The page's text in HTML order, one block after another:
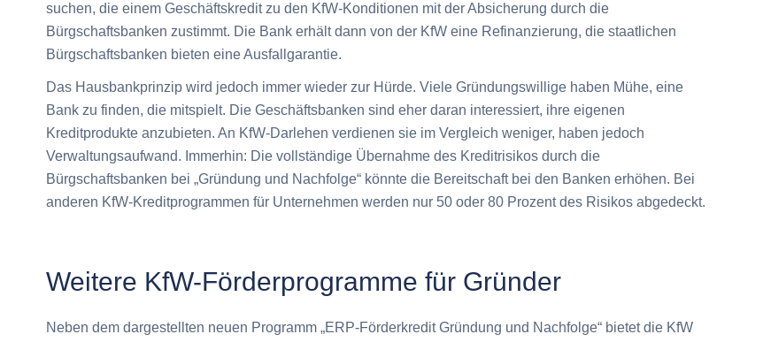
suchen, die einem Geschäftskredit zu den KfW-Konditionen mit der Absicherung durch die
Bürgschaftsbanken zustimmt. Die Bank erhält dann von der KfW eine Refinanzierung, die staatlichen
Bürgschaftsbanken bieten eine Ausfallgarantie.
Das Hausbankprinzip wird jedoch immer wieder zur Hürde. Viele Gründungswillige haben Mühe, eine
Bank zu finden, die mitspielt. Die Geschäftsbanken sind eher daran interessiert, ihre eigenen
Kreditprodukte anzubieten. An KfW-Darlehen verdienen sie im Vergleich weniger, haben jedoch
Verwaltungsaufwand. Immerhin: Die vollständige Übernahme des Kreditrisikos durch die
Bürgschaftsbanken bei „Gründung und Nachfolge“ könnte die Bereitschaft bei den Banken erhöhen. Bei
anderen KfW-Kreditprogrammen für Unternehmen werden nur 50 oder 80 Prozent des Risikos abgedeckt.
Weitere KfW-Förderprogramme für Gründer
Neben dem dargestellten neuen Programm „ERP-Förderkredit Gründung und Nachfolge“ bietet die KfW